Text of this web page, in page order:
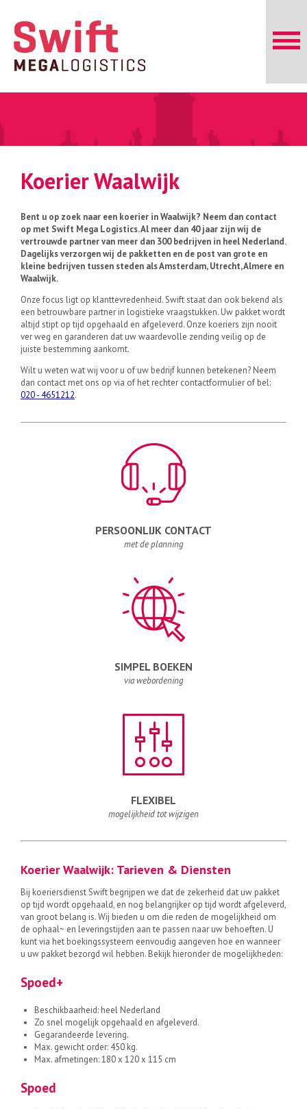
Koerier Waalwijk
Bent u op zoek naar een koerier in Waalwijk? Neem dan contact
op met Swift Mega Logistics. Al meer dan 40 jaar zijn wij de
vertrouwde partner van meer dan 300 bedrijven in heel Nederland.
Dagelijks verzorgen wij de pakketten en de post van grote en
kleine bedrijven tussen steden als Amsterdam, Utrecht, Almere en
Waalwijk.
Onze focus ligt op klanttevredenheid. Swift staat dan ook bekend als
een betrouwbare partner in logistieke vraagstukken. Uw pakket wordt
altijd stipt op tijd opgehaald en afgeleverd. Onze koeriers zijn nooit
ver weg en garanderen dat uw waardevolle zending veilig op de
juiste bestemming aankomt.
Wilt u weten wat wij voor u of uw bedrijf kunnen betekenen? Neem
dan contact met ons op via of het rechter contactformulier of bel:
020 - 4651212.
PERSOONLIJK CONTACT
met de planning
SIMPEL BOEKEN
via webordening
FLEXIBEL
mogelijkheid tot wijzigen
Koerier Waalwijk: Tarieven & Diensten
Bij koeriersdienst Swift begrijpen we dat de zekerheid dat uw pakket
op tijd wordt opgehaald, en nog belangrijker op tijd wordt afgeleverd,
van groot belang is. Wij bieden u om die reden de mogelijkheid om
de ophaal~ en leveringstijden aan te passen naar uw behoeften. U
kunt via het boekingssysteem eenvoudig aangeven hoe en wanneer
u uw pakket bezorgd wil hebben. Bekijk hieronder de mogelijkheden:
Spoed+
Beschikbaarheid: heel Nederland
Zo snel mogelijk opgehaald en afgeleverd.
Gegarandeerde levering.
Max. gewicht order: 450 kg.
Max. afmetingen: 180 x 120 x 115 cm
Spoed